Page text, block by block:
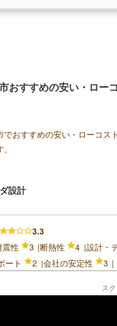
現しています。
トナーとして、豊かな暮らし
かな暮らしを実現するお手伝い
均 3.0 (1件)
30代女性
りと検査して数値化しているハウスメー
少ないことを知り、興味を持ち始めま
スメーカーは質はもちろんですが、良
と把握している営業さんとの出会いもか
思います
おすすめの安い・ロー
でおすすめの安い・ローコス
設計
3.3
震性 3 断熱性 4 設計・
ート
2 会社の安定性 3
ス